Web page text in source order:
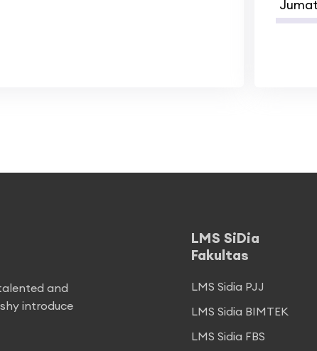
Jumat
and
introduce
LMS SiDia
Fakultas
LMS Sidia PJJ
LMS Sidia BIMTEK
LMS Sidia FBS